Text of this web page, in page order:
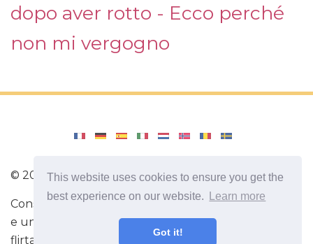
This website uses cookies to ensure you get the
best experience on our website.
Learn more
Got it!
dopo aver rotto - Ecco perché
non mi vergogno
© 2026SelahCounselingStl
Consigli utili per migliorare la relazione tra un uomo
e una donna. Informazioni utili sull'amore. Come
flirtare. Come capire la tua donna o il tuo uomo.